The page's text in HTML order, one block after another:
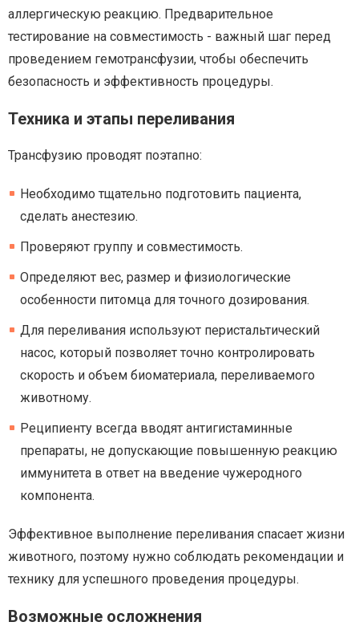
аллергическую реакцию. Предварительное
тестирование на совместимость - важный шаг перед
проведением гемотрансфузии, чтобы обеспечить
безопасность и эффективность процедуры.
Техника и этапы переливания
Трансфузию проводят поэтапно:
Необходимо тщательно подготовить пациента,
сделать анестезию.
Проверяют группу и совместимость.
Определяют вес, размер и физиологические
особенности питомца для точного дозирования.
Для переливания используют перистальтический
насос, который позволяет точно контролировать
скорость и объем биоматериала, переливаемого
животному.
Реципиенту всегда вводят антигистаминные
препараты, не допускающие повышенную реакцию
иммунитета в ответ на введение чужеродного
компонента.
Эффективное выполнение переливания спасает жизни
животного, поэтому нужно соблюдать рекомендации и
технику для успешного проведения процедуры.
Возможные осложнения